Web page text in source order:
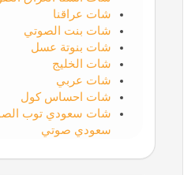
شات عراقنا
شات بنت الصوتي
شات بنوتة عسل
شات الخليج
شات عربي
شات احساس كول
شات سعودي توب
سعودي صوتي